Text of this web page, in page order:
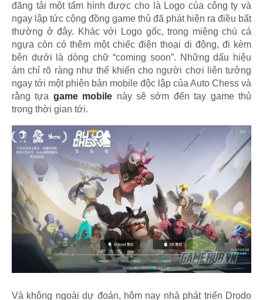
đăng tải một tấm hình được cho là Logo của công ty và
ngay lập tức cộng đồng game thủ đã phát hiện ra điều bất
thường ở đây. Khác với Logo gốc, trong miệng chú cá
ngựa còn có thêm một chiếc điện thoại di động, đi kèm
bên dưới là dòng chữ “coming soon”. Những dấu hiệu
ám chỉ rõ ràng như thế khiến cho người chơi liên tưởng
ngay tới một phiên bản mobile độc lập của Auto Chess và
rằng tựa game mobile này sẽ sớm đến tay game thủ
trong thời gian tới.​
Và không ngoài dự đoán, hôm nay nhà phát triển Drodo